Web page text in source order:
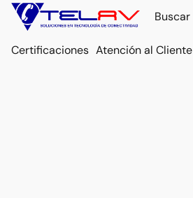
Certificaciones Atención al Cliente